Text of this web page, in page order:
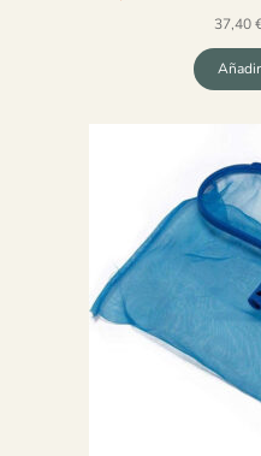
37,40